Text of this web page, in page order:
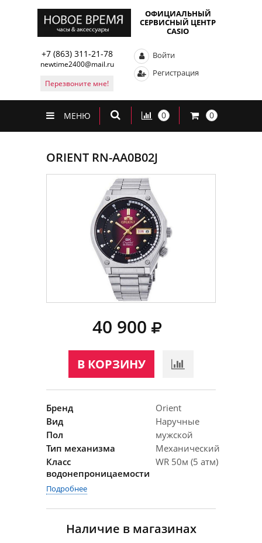
ОФИЦИАЛЬНЫЙ
СЕРВИСНЫЙ ЦЕНТР
CASIO
+7 (863) 311-21-78
newtime2400@mail.ru
Перезвоните мне!
Войти
Регистрация
МЕНЮ 0 0
ORIENT RN-AA0B02J
40 900
В КОРЗИНУ
Бренд
Orient
Вид
Наручные
Пол
мужской
Тип механизма
Механический
Класс
водонепроницаемости
WR 50м (5 атм)
Подробнее
Наличие в магазинах